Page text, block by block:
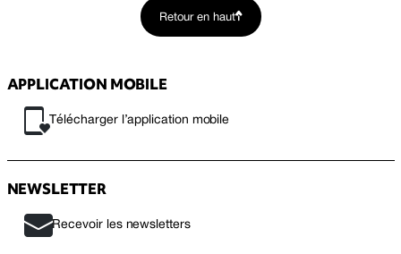
Retour en haut
APPLICATION MOBILE
Télécharger l’application mobile
NEWSLETTER
Recevoir les newsletters